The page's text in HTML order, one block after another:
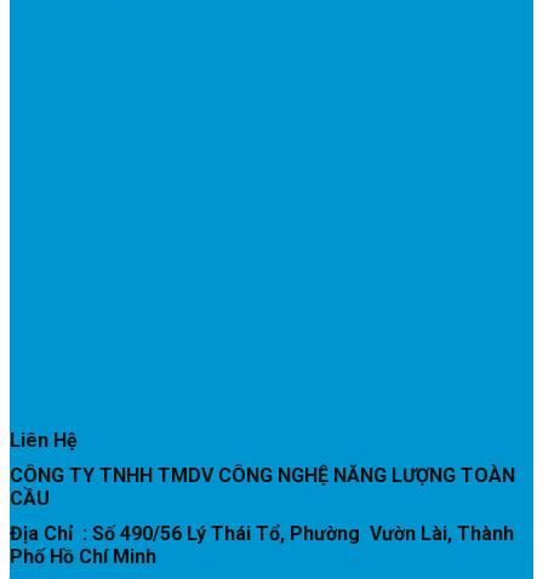
Liên Hệ
CÔNG TY TNHH TMDV CÔNG NGHỆ NĂNG LƯỢNG TOÀN
CẦU
Địa Chỉ : Số 490/56 Lý Thái Tổ, Phường Vườn Lài, Thành
Phố Hồ Chí Minh